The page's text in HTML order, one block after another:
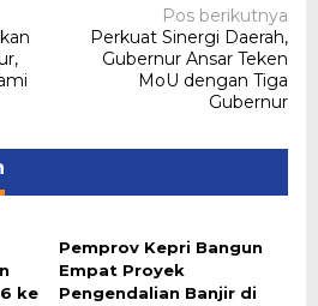
Pos berikutnya
Perkuat Sinergi Daerah,
Gubernur Ansar Teken
MoU dengan Tiga
Gubernur
ke
Pemprov Kepri Bangun
Empat Proyek
Pengendalian Banjir di